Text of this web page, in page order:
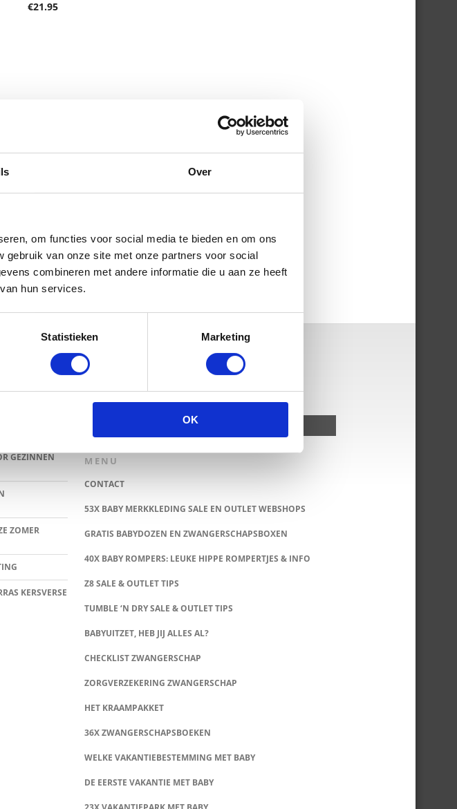
Over
om functies voor social media te bieden en om ons
gebruik van onze site met onze partners voor social
combineren met andere informatie die u aan ze heeft
hun services.
Statistieken Marketing
OK
€21.95
GEZINNEN
ZOMER
KERSVERSE
MENU
CONTACT
53X BABY MERKKLEDING SALE EN OUTLET WEBSHOPS
GRATIS BABYDOZEN EN ZWANGERSCHAPSBOXEN
40X BABY ROMPERS: LEUKE HIPPE ROMPERTJES & INFO
Z8 SALE & OUTLET TIPS
TUMBLE ‘N DRY SALE & OUTLET TIPS
BABYUITZET, HEB JIJ ALLES AL?
CHECKLIST ZWANGERSCHAP
ZORGVERZEKERING ZWANGERSCHAP
HET KRAAMPAKKET
36X ZWANGERSCHAPSBOEKEN
WELKE VAKANTIEBESTEMMING MET BABY
DE EERSTE VAKANTIE MET BABY